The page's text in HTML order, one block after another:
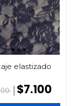
elastizado
$7.100